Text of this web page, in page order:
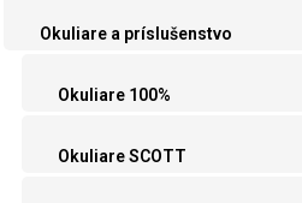
Okuliare a príslušenstvo
Okuliare 100%
Okuliare SCOTT